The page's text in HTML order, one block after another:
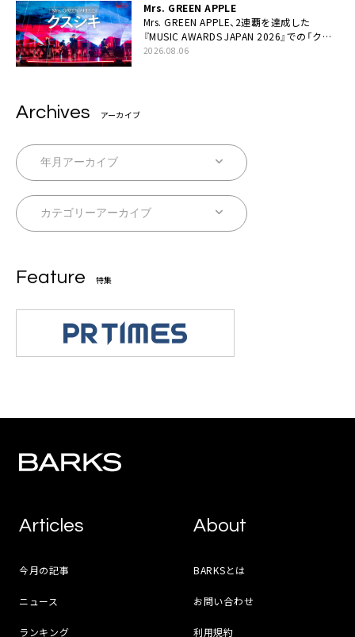
Mrs. GREEN APPLE
Mrs. GREEN APPLE、2連覇を達成した
『MUSIC AWARDS JAPAN 2026』での「クス
シキ」ライブパフォーマンスをYouTube公開
2026.08.06
Archives アーカイブ
Feature 特集
Articles
今月の記事
ニュース
ランキング
About
BARKSとは
お問い合わせ
利用規約